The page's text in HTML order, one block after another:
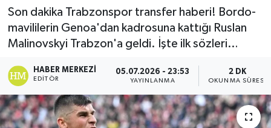
Son dakika Trabzonspor transfer haberi! Bordo-
mavililerin Genoa'dan kadrosuna kattığı Ruslan
Malinovskyi Trabzon'a geldi. İşte ilk sözleri…
HABER MERKEZI
EDITÖR
05.07.2026 - 23:53
YAYINLANMA
2 DK
OKUNMA SÜRESI
Burhaniye
ÇEVRE
DÜNYA
Dursunbey
Son Dakika Haberleri
Haber Arşivi